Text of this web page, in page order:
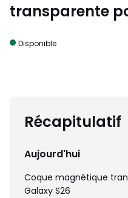
transparente
Disponible
Récapitulatif
Aujourd'hui
Coque magnétique
Galaxy S26